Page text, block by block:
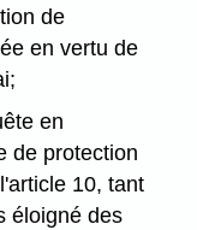
de
en vertu de
en
de protection
10, tant
éloigné des